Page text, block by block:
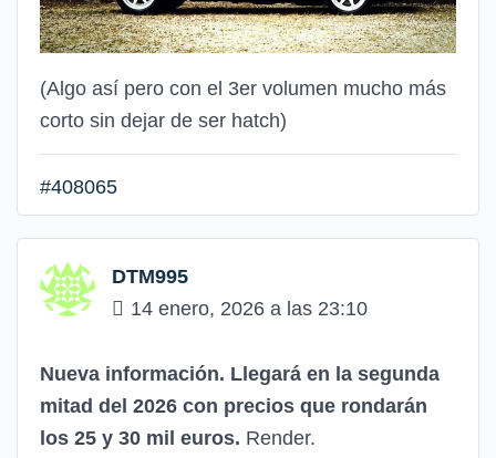
(Algo así pero con el 3er volumen mucho más
corto sin dejar de ser hatch)
#408065
DTM995
14 enero, 2026 a las 23:10
Nueva información. Llegará en la segunda
mitad del 2026 con precios que rondarán
los 25 y 30 mil euros. Render.